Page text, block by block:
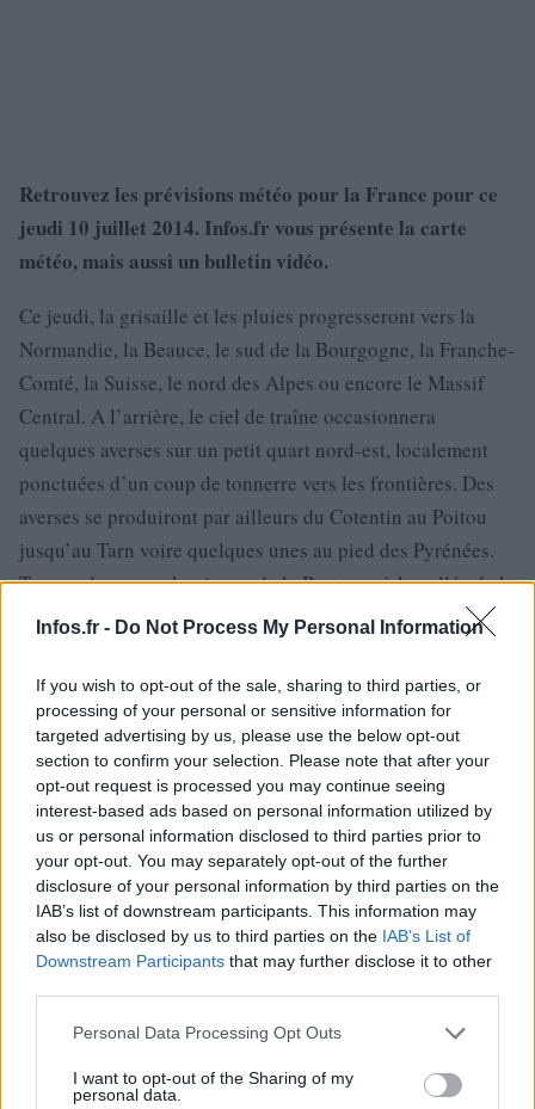
Infos.fr - Do Not Process My Personal Information
If you wish to opt-out of the sale, sharing to third parties, or
processing of your personal or sensitive information for
targeted advertising by us, please use the below opt-out
section to confirm your selection. Please note that after your
opt-out request is processed you may continue seeing
interest-based ads based on personal information utilized by
us or personal information disclosed to third parties prior to
your opt-out. You may separately opt-out of the further
disclosure of your personal information by third parties on the
IAB’s list of downstream participants. This information may
also be disclosed by us to third parties on the IAB’s List of
Downstream Participants that may further disclose it to other
Please note that this website/app uses one or more Google
not limited to your visit or usage behaviour. You may click to
grant or deny consent to Google and its third-party tags to
Personal Data Processing Opt Outs
I want to opt-out of the Sharing of my
personal data.
Retrouvez les prévisions météo pour la France pour ce
jeudi 10 juillet 2014. Infos.fr vous présente la carte
météo, mais aussi un bulletin vidéo.
Ce jeudi, la grisaille et les pluies progresseront vers la
Normandie, la Beauce, le sud de la Bourgogne, la Franche-
Comté, la Suisse, le nord des Alpes ou encore le Massif
Central. A l’arrière, le ciel de traîne occasionnera
quelques averses sur un petit quart nord-est, localement
ponctuées d’un coup de tonnerre vers les frontières. Des
averses se produiront par ailleurs du Cotentin au Poitou
jusqu’au Tarn voire quelques unes au pied des Pyrénées.
Temps plus sec et lumineux de la Bretagne à la vallée de la
Garonne, et surtout du Roussillon au sud des Alpes jusqu’à
vent continuera de souffler près de la Manche, le long de
l’océan et surtout autour de la grande bleue avec des
rafales jusqu’à 80 km/h. Températures très fraîches dans
l’Est sous les pluies, plus douces dans l’Ouest et en
Méditerranée mais à peine de saison.